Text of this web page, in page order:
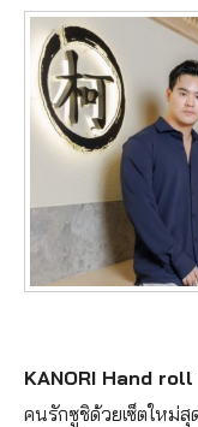
KANORI Hand
คนรักซูชิด้วยเซ็ตใหม่